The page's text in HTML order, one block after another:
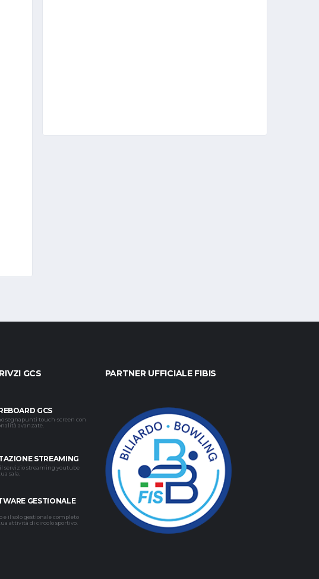
GCS
GCS
segnapunti touch-screen con
avanzate.
STREAMING
servizio streaming youtube
sala.
GESTIONALE
e il solo gestionale completo
attività di circolo sportivo.
PARTNER UFFICIALE FIBIS